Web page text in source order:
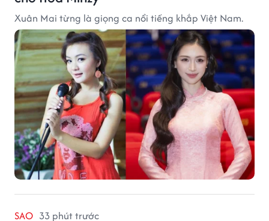
Xuân Mai từng là giọng ca nổi tiếng khắp Việt Nam.
SAO 33 phút trước